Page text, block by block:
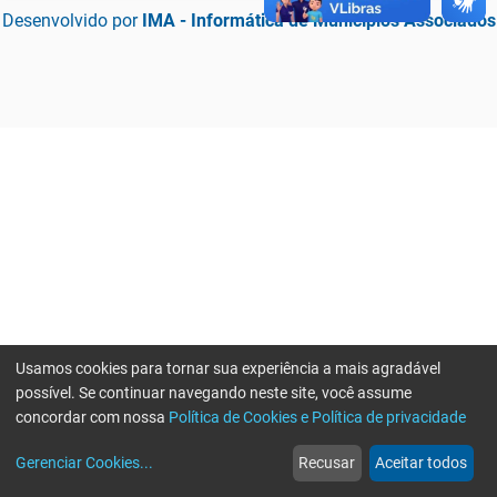
Desenvolvido por IMA - Informática de Municípios Associados
web
Notícias
more_horiz
Mais
Usamos cookies para tornar sua experiência a mais agradável
possível. Se continuar navegando neste site, você assume
concordar com nossa Política de Cookies e Política de privacidade
Gerenciar Cookies... Recusar Aceitar todos
Erro ao enviar informações, por favor tente novamente